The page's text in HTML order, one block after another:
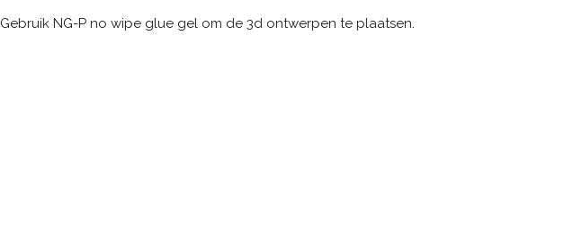
Gebruik NG-P no wipe glue gel om de 3d ontwerpen te plaatsen.